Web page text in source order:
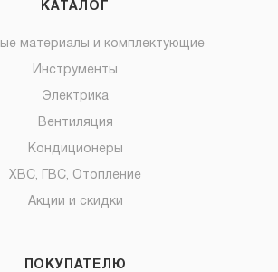
КАТАЛОГ
материалы и комплектующие
Инструменты
Электрика
Вентиляция
Кондиционеры
ХВС, ГВС, Отопление
Акции и скидки
ПОКУПАТЕЛЮ